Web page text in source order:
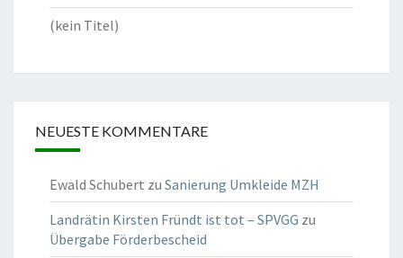
(kein Titel)
NEUESTE KOMMENTARE
Ewald Schubert zu Sanierung Umkleide MZH
Landrätin Kirsten Fründt ist tot – SPVGG zu
Übergabe Förderbescheid